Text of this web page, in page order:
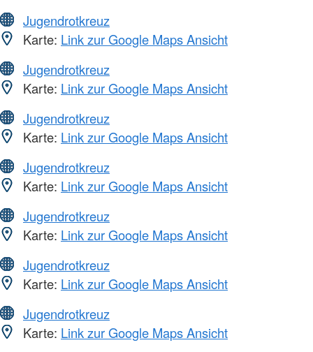
Jugendrotkreuz
Karte: Link zur Google Maps Ansicht
Jugendrotkreuz
Karte: Link zur Google Maps Ansicht
Jugendrotkreuz
Karte: Link zur Google Maps Ansicht
Jugendrotkreuz
Karte: Link zur Google Maps Ansicht
Jugendrotkreuz
Karte: Link zur Google Maps Ansicht
Jugendrotkreuz
Karte: Link zur Google Maps Ansicht
Jugendrotkreuz
Karte: Link zur Google Maps Ansicht